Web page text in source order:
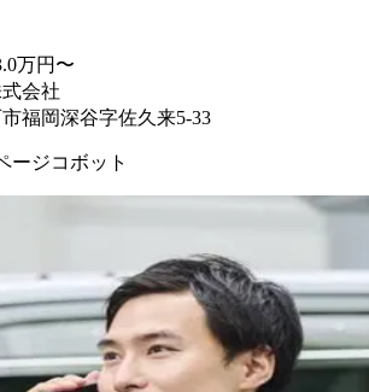
万円〜
会社
福岡深谷字佐久来5-33
ージコボット